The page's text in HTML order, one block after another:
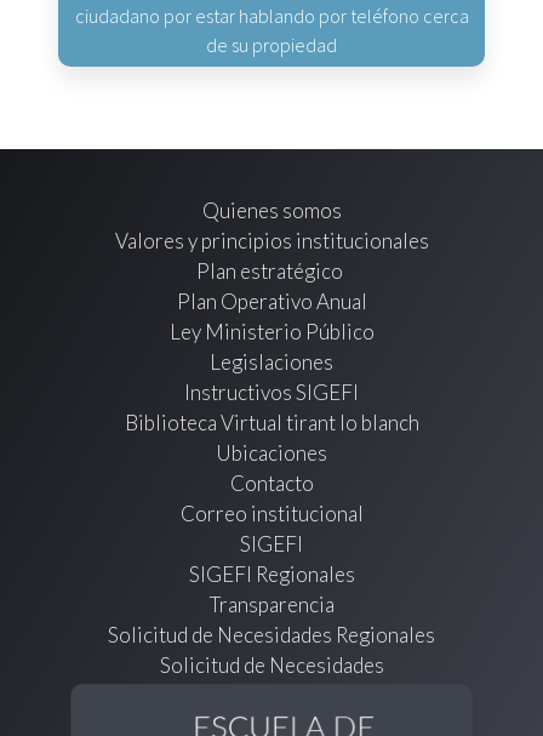
ciudadano por estar hablando por teléfono cerca
de su propiedad
Quienes somos
Valores y principios institucionales
Plan estratégico
Plan Operativo Anual
Ley Ministerio Público
Legislaciones
Instructivos SIGEFI
Biblioteca Virtual tirant lo blanch
Ubicaciones
Contacto
Correo institucional
SIGEFI
SIGEFI Regionales
Transparencia
Solicitud de Necesidades Regionales
Solicitud de Necesidades